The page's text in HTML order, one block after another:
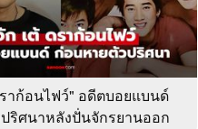
าก้อนไฟว์" อดีตบอยแบนด์
ริศนาหลังปั่นจักรยานออก